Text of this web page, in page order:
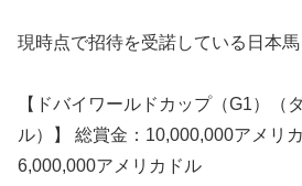
現時点で招待を受諾している日本馬
【ドバイワールドカップ（G1）（
ル）】 総賞金：10,000,000アメリ
6,000,000アメリカドル